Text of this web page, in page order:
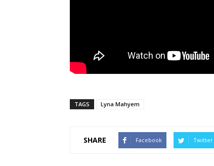
TAGS Lyna Mahyem
SHARE Facebook Twitter